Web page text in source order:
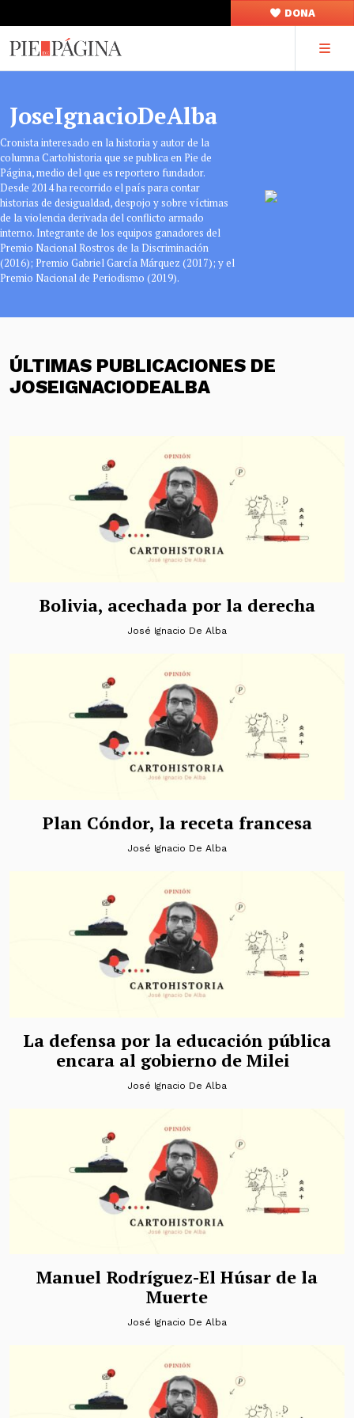
DONA
JoseIgnacioDeAlba
Cronista interesado en la historia y autor de la
columna Cartohistoria que se publica en Pie de
Página, medio del que es reportero fundador.
Desde 2014 ha recorrido el país para contar
historias de desigualdad, despojo y sobre víctimas
de la violencia derivada del conflicto armado
interno. Integrante de los equipos ganadores del
Premio Nacional Rostros de la Discriminación
(2016); Premio Gabriel García Márquez (2017); y el
Premio Nacional de Periodismo (2019).
ÚLTIMAS PUBLICACIONES DE
JOSEIGNACIODEALBA
Bolivia, acechada por la derecha
José Ignacio De Alba
Plan Cóndor, la receta francesa
José Ignacio De Alba
La defensa por la educación pública
encara al gobierno de Milei
José Ignacio De Alba
Manuel Rodríguez-El Húsar de la
Muerte
José Ignacio De Alba